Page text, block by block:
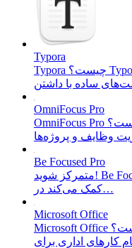
Typora
Typora چیست؟ Typora برنامه‌ای جهت ویرایش و نوشتن
OmniFocus Pro
OmniFocus Pro چیست؟ OmniFocus Pro نرم‌افزاری حرفه‌ای
Be Focused Pro
متمرکز شوید! Be Focused Pro نام برنامه‌ای است که به شما
کمک می‌کند در…
Microsoft Office
Microsoft Office چیست؟ Microsoft Office یکی از برنامه‌های